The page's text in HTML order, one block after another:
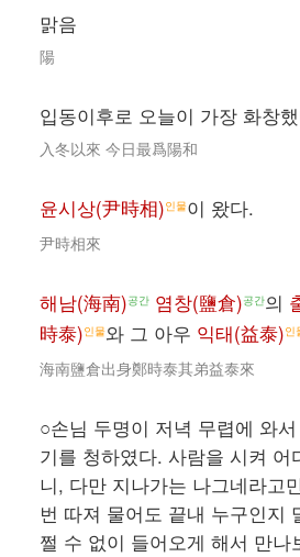
맑음
陽
입동이후로 오늘이 가장 화창
入冬以來 今日最爲陽和
윤시상(尹時相)인물이 왔다.
尹時相來
해남(海南)공간 염창(鹽倉)공간의
時泰)인물와 그 아우 익태(益泰)인
海南鹽倉出身鄭時泰其弟益泰來
○손님 두명이 저녁 무렵에 와
기를 청하였다. 사람을 시켜 어
니, 다만 지나가는 나그네라고
번 따져 물어도 끝내 누구인지
쩔 수 없이 들어오게 해서 만나